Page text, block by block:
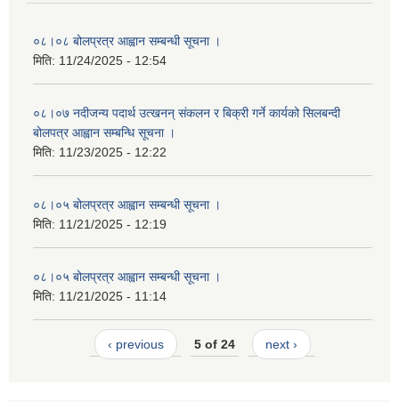
०८।०८ बोलप्रत्र आह्वान सम्बन्धी सूचना ।
मिति: 11/24/2025 - 12:54
०८।०७ नदीजन्य पदार्थ उत्खनन् संकलन र बिक्री गर्ने कार्यको सिलबन्दी
बोलपत्र आह्वान सम्बन्धि सूचना ।
मिति: 11/23/2025 - 12:22
०८।०५ बोलप्रत्र आह्वान सम्बन्धी सूचना ।
मिति: 11/21/2025 - 12:19
०८।०५ बोलप्रत्र आह्वान सम्बन्धी सूचना ।
मिति: 11/21/2025 - 11:14
‹ previous 5 of 24 next ›